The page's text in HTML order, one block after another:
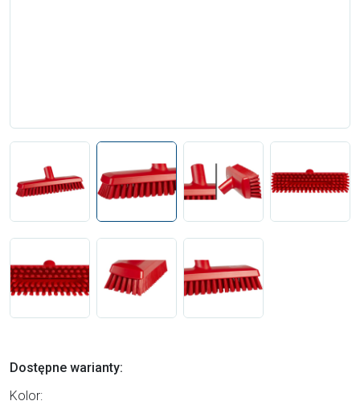
Dostępne warianty:
Kolor: